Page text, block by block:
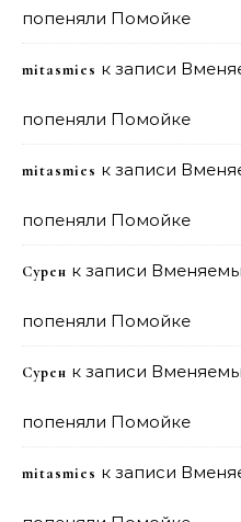
попеняли Помойке
mitasmies к записи
попеняли Помойке
mitasmies к записи
попеняли Помойке
Сурен к записи
попеняли Помойке
Сурен к записи
попеняли Помойке
mitasmies к записи